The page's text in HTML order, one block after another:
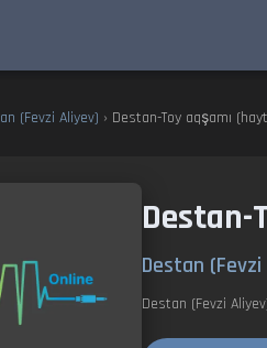
(Fevzi Aliyev) › Destan-Toy aqşamı
Destan-
Destan
Destan (Fevzi